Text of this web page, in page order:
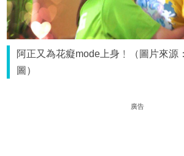
阿正又為花癡mode上身﹗（圖片來源
圖）
廣告